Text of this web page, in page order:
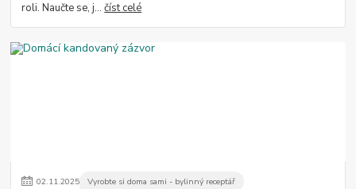
roli. Naučte se, j...číst celé
02.11.2025 Vyrobte si doma sami - bylinný receptář